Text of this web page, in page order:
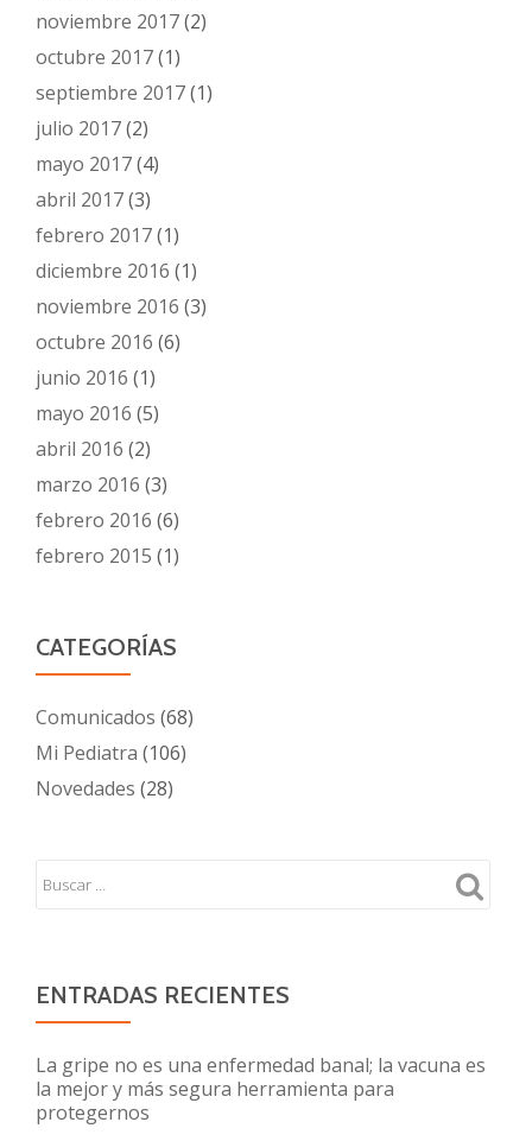
noviembre 2017(2)
octubre 2017(1)
septiembre 2017(1)
julio 2017(2)
mayo 2017(4)
abril 2017(3)
febrero 2017(1)
diciembre 2016 (1)
noviembre 2016 (3)
octubre 2016 (6)
junio 2016 (1)
mayo 2016 (5)
abril 2016 (2)
marzo 2016 (3)
febrero 2016 (6)
febrero 2015 (1)
CATEGORÍAS
Comunicados (68)
Mi Pediatra (106)
Novedades (28)
ENTRADAS RECIENTES
La gripe no es una enfermedad banal; la vacuna es
la mejor y más segura herramienta para
protegernos